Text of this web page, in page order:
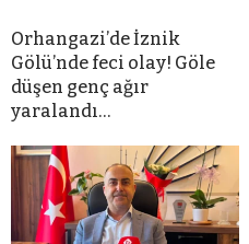
Orhangazi’de İznik
Gölü’nde feci olay! Göle
düşen genç ağır
yaralandı…